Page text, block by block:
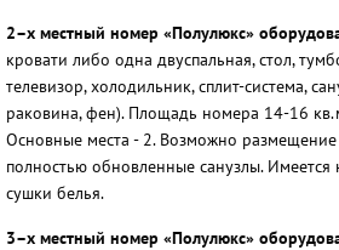
2–х местный номер «Полулюкс»
кровати либо одна двуспальная, стол,
телевизор, холодильник, сплит-система,
раковина, фен). Площадь номера 14-16
Основные места - 2. Возможно
полностью обновленные санузлы.
сушки белья.
3–х местный номер «Полулюкс»